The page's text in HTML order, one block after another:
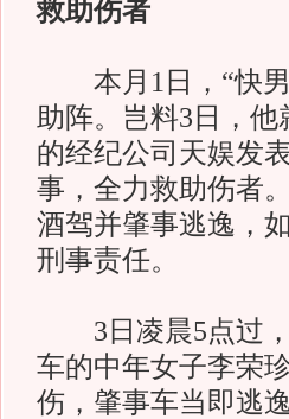
救助伤者
本月1日，“快
助阵。岂料3日，
的经纪公司天娱发
事，全力救助伤者
酒驾并肇事逃逸，
刑事责任。
3日凌晨5点过，
车的中年女子李荣
伤，肇事车当即逃逸